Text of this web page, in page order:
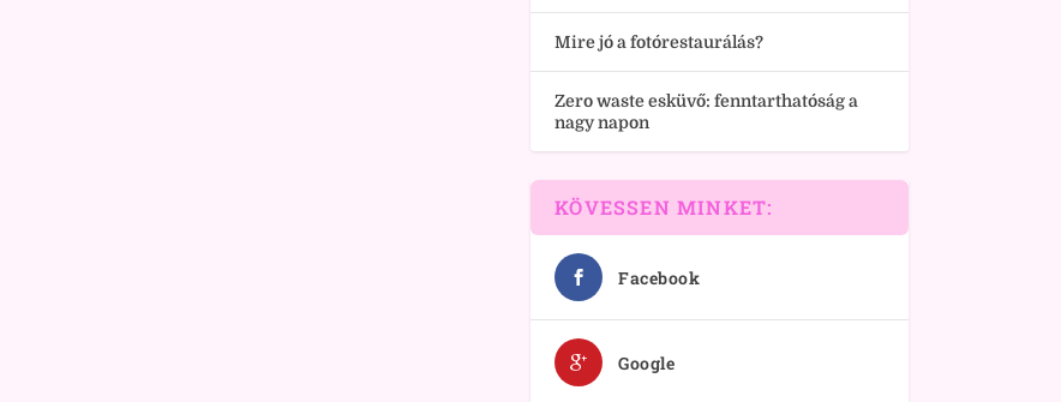
Mire jó a fotórestaurálás?
Zero waste esküvő: fenntarthatóság a
nagy napon
KÖVESSEN MINKET:
Facebook
Google